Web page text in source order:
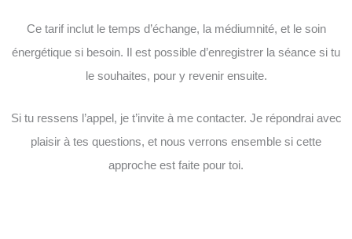
Ce tarif inclut le temps d’échange, la médiumnité, et le soin
énergétique si besoin. Il est possible d’enregistrer la séance si tu
le souhaites, pour y revenir ensuite.
Si tu ressens l’appel, je t’invite à me contacter. Je répondrai avec
plaisir à tes questions, et nous verrons ensemble si cette
approche est faite pour toi.